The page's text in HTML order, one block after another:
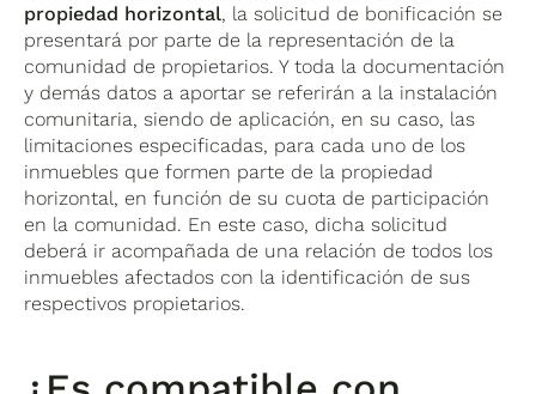
propiedad horizontal, la solicitud de bonificación se
presentará por parte de la representación de la
comunidad de propietarios. Y toda la documentación
y demás datos a aportar se referirán a la instalación
comunitaria, siendo de aplicación, en su caso, las
limitaciones especificadas, para cada uno de los
inmuebles que formen parte de la propiedad
horizontal, en función de su cuota de participación
en la comunidad. En este caso, dicha solicitud
deberá ir acompañada de una relación de todos los
inmuebles afectados con la identificación de sus
respectivos propietarios.